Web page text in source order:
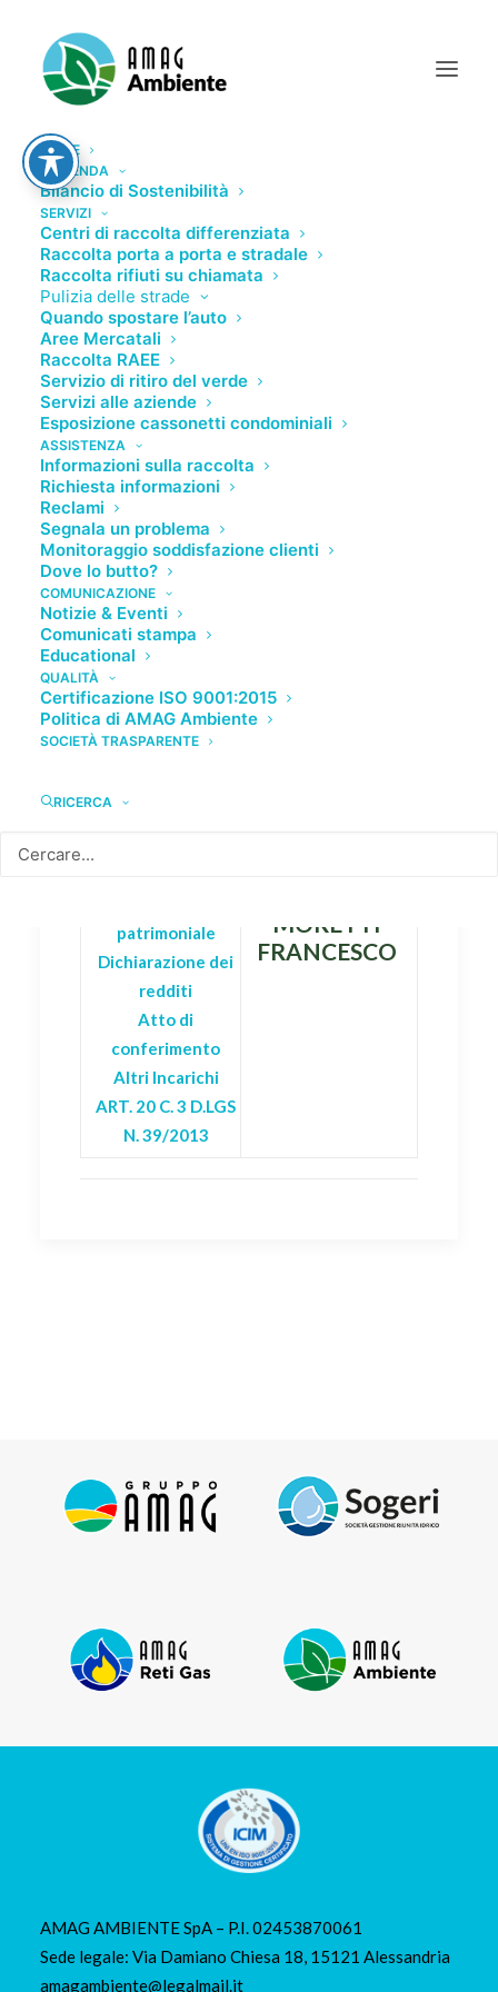
HOME
L’AZIENDA
Bilancio di Sostenibilità
SERVIZI
Centri di raccolta differenziata
Raccolta porta a porta e stradale
Raccolta rifiuti su chiamata
Pulizia delle strade
Quando spostare l’auto
Aree Mercatali
Raccolta RAEE
Servizio di ritiro del verde
Servizi alle aziende
Esposizione cassonetti condominiali
ASSISTENZA
Informazioni sulla raccolta
Richiesta informazioni
Reclami
Segnala un problema
Monitoraggio soddisfazione clienti
Dove lo butto?
COMUNICAZIONE
Notizie & Eventi
Comunicati stampa
Educational
QUALITÀ
Certificazione ISO 9001:2015
Politica di AMAG Ambiente
SOCIETÀ TRASPARENTE
RICERCA
Incarico di Direttore Generale
Incarico di Direttore
Generale
INCARICO DI
patrimoniale
Dichiarazione dei
redditi
Atto di
conferimento
Altri Incarichi
ART. 20 C. 3 D.LGS
N. 39/2013
MORETTI
FRANCESCO
AMAG AMBIENTE SpA – P.I. 02453870061
Sede legale: Via Damiano Chiesa 18, 15121 Alessandria
amagambiente@legalmail.it